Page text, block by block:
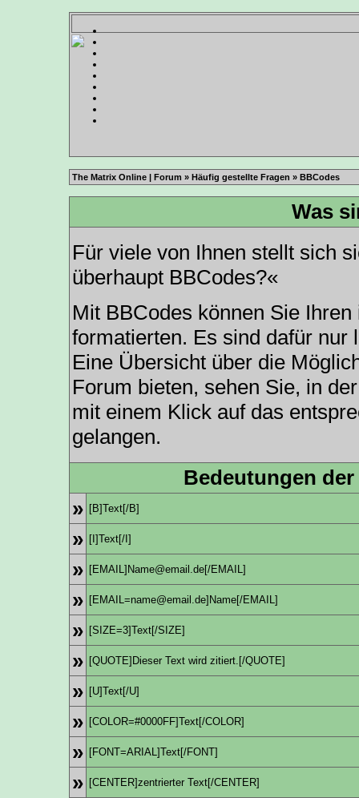
The Matrix Online | Forum » Häufig gestellte Fragen » BBCodes
Was
Für viele von Ihnen stellt sich
überhaupt BBCodes?«
Mit BBCodes können Sie
formatierten. Es sind dafür nur
Eine Übersicht über die
Forum bieten, sehen Sie, in
mit einem Klick auf das
gelangen.
Bedeutungen
» [B]Text[/B]
» [I]Text[/I]
» [EMAIL]Name@email.de[/EMAIL]
» [EMAIL=name@email.de]Name[/EMAIL]
» [SIZE=3]Text[/SIZE]
» [QUOTE]Dieser Text wird zitiert.[/QUOTE]
» [U]Text[/U]
» [COLOR=#0000FF]Text[/COLOR]
» [FONT=ARIAL]Text[/FONT]
» [CENTER]zentrierter Text[/CENTER]